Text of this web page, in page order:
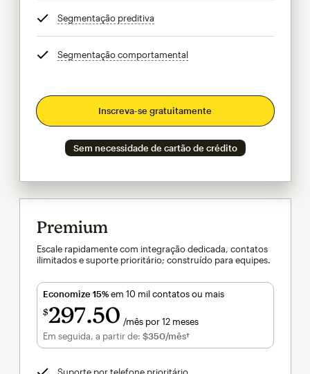
Segmentação preditiva
Segmentação comportamentaldica
Inscreva-se gratuitamente
Sem necessidade de cartão de crédito
Premium
Escale rapidamente com integração dedicada, contatos
ilimitados e suporte prioritário; construído para equipes.
Economize 15%em 10 mil contatos ou mais
$297 50 /mês por 12 meses
$297.50por mês por 12 meses
Em seguida, a partir de: $350/mês†por mês†
Suporte por telefone prioritáriodica